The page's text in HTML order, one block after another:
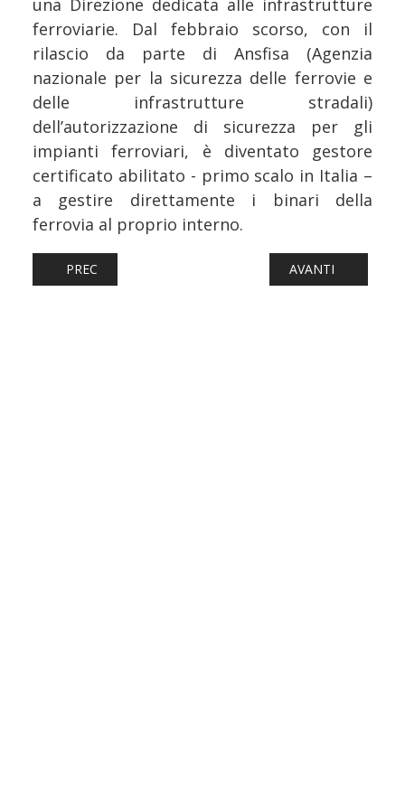
una Direzione dedicata alle infrastrutture
ferroviarie. Dal febbraio scorso, con il
rilascio da parte di Ansfisa (Agenzia
nazionale per la sicurezza delle ferrovie e
delle infrastrutture stradali)
dell’autorizzazione di sicurezza per gli
impianti ferroviari, è diventato gestore
certificato abilitato - primo scalo in Italia –
a gestire direttamente i binari della
ferrovia al proprio interno.
ARTICOLO PRECEDENTE: FERROVIE: NUOVA LIVREA
PREC ARTICOLO
AVANTI